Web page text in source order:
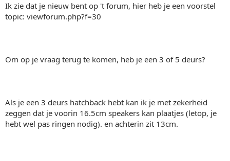
Ik zie dat je nieuw bent op 't forum, hier heb je een voorstel
topic: viewforum.php?f=30
Om op je vraag terug te komen, heb je een 3 of 5 deurs?
Als je een 3 deurs hatchback hebt kan ik je met zekerheid
zeggen dat je voorin 16.5cm speakers kan plaatjes (letop, je
hebt wel pas ringen nodig). en achterin zit 13cm.